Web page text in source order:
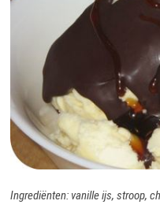
Ingrediënten: vanille ijs, stroop,